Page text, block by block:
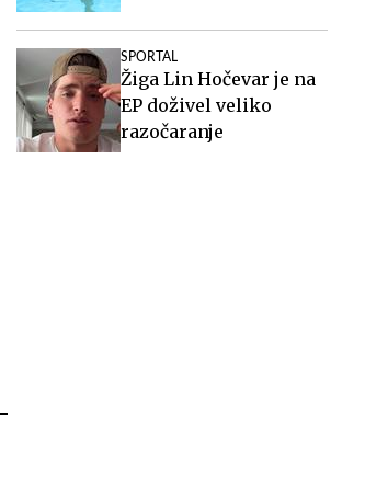
SPORTAL
Žiga Lin Hočevar je na
EP doživel veliko
razočaranje